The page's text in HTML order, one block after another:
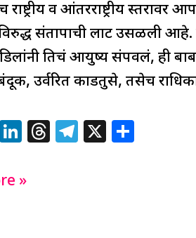
व आंतरराष्ट्रीय स्तरावर
संतापाची लाट उसळली
तिचं आयुष्य संपवलं, ही
उर्वरित काडतुसे, तसेच
W Li
k
T T X
»